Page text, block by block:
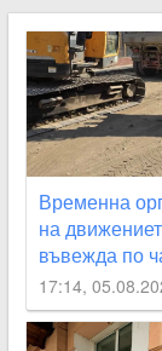
Временна
на
въвежда по
улица
17:14,